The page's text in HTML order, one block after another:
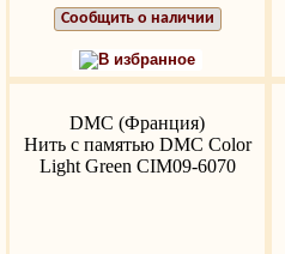
Сообщить о наличии
В избранное
DMC (Франция)
Нить с памятью DMC Color
Light Green CIM09-6070